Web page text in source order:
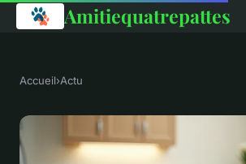
Amitiequatrepattes
Accueil›Actu